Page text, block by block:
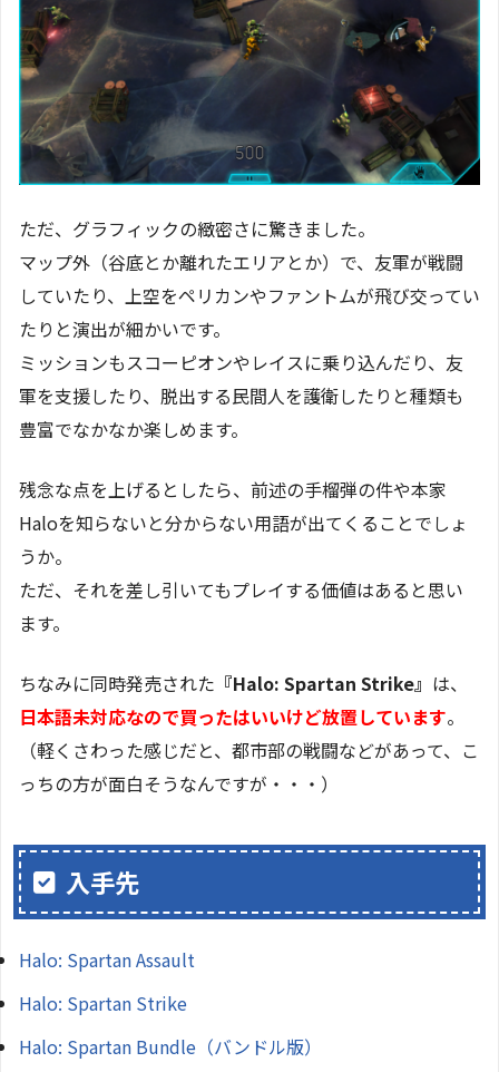
ただ、グラフィックの緻密さに驚きました。
マップ外（谷底とか離れたエリアとか）で、友軍が戦闘
していたり、上空をペリカンやファントムが飛び交ってい
たりと演出が細かいです。
ミッションもスコーピオンやレイスに乗り込んだり、友
軍を支援したり、脱出する民間人を護衛したりと種類も
豊富でなかなか楽しめます。
残念な点を上げるとしたら、前述の手榴弾の件や本家
Haloを知らないと分からない用語が出てくることでしょ
うか。
ただ、それを差し引いてもプレイする価値はあると思い
ます。
ちなみに同時発売された 『Halo: Spartan Strike』 は、
日本語未対応なので買ったはいいけど放置しています。
（軽くさわった感じだと、都市部の戦闘などがあって、こ
っちの方が面白そうなんですが・・・）
入手先
Halo: Spartan Assault
Halo: Spartan Strike
Halo: Spartan Bundle（バンドル版）